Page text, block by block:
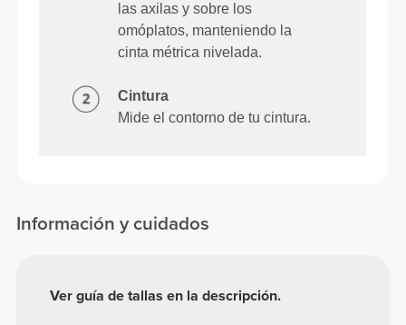
las axilas y sobre los
omóplatos, manteniendo la
cinta métrica nivelada.
Cintura
Mide el contorno de tu cintura.
Información y cuidados
Ver guía de tallas en la descripción.